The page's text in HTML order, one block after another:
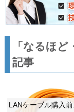
「なるほ
記事
LANケーブル購入